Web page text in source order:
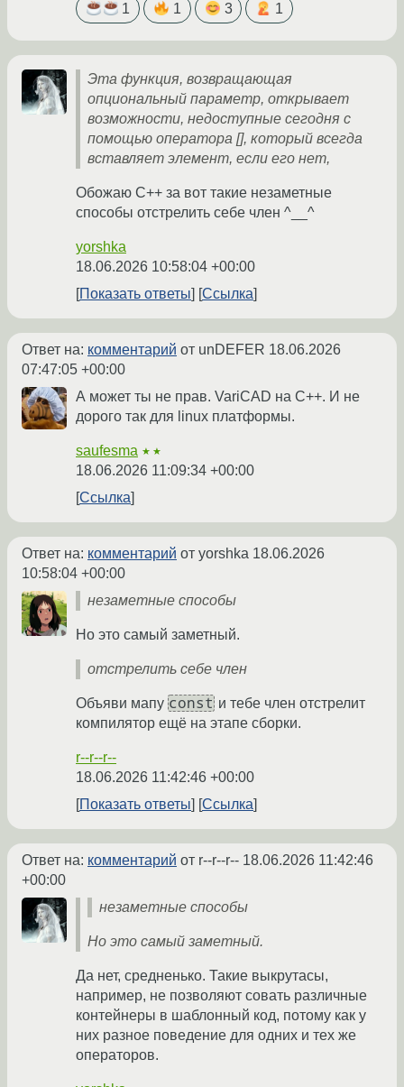
1 1 3 1
Эта функция, возвращающая
опциональный параметр, открывает
возможности, недоступные сегодня с
помощью оператора [], который всегда
вставляет элемент, если его нет,
Обожаю C++ за вот такие незаметные
способы отстрелить себе член ^__^
yorshka
18.06.2026 10:58:04 +00:00
Показать ответы
Ссылка
Ответ на: комментарий от unDEFER 18.06.2026
07:47:05 +00:00
А может ты не прав. VariCAD на С++. И не
дорого так для linux платформы.
saufesma ★★
18.06.2026 11:09:34 +00:00
Ссылка
Ответ на: комментарий от yorshka 18.06.2026
10:58:04 +00:00
незаметные способы
Но это самый заметный.
отстрелить себе член
Объяви мапу const и тебе член отстрелит
компилятор ещё на этапе сборки.
r--r--r--
18.06.2026 11:42:46 +00:00
Показать ответы
Ссылка
Ответ на: комментарий от r--r--r-- 18.06.2026 11:42:46
+00:00
незаметные способы
Но это самый заметный.
Да нет, средненько. Такие выкрутасы,
например, не позволяют совать различные
контейнеры в шаблонный код, потому как у
них разное поведение для одних и тех же
операторов.